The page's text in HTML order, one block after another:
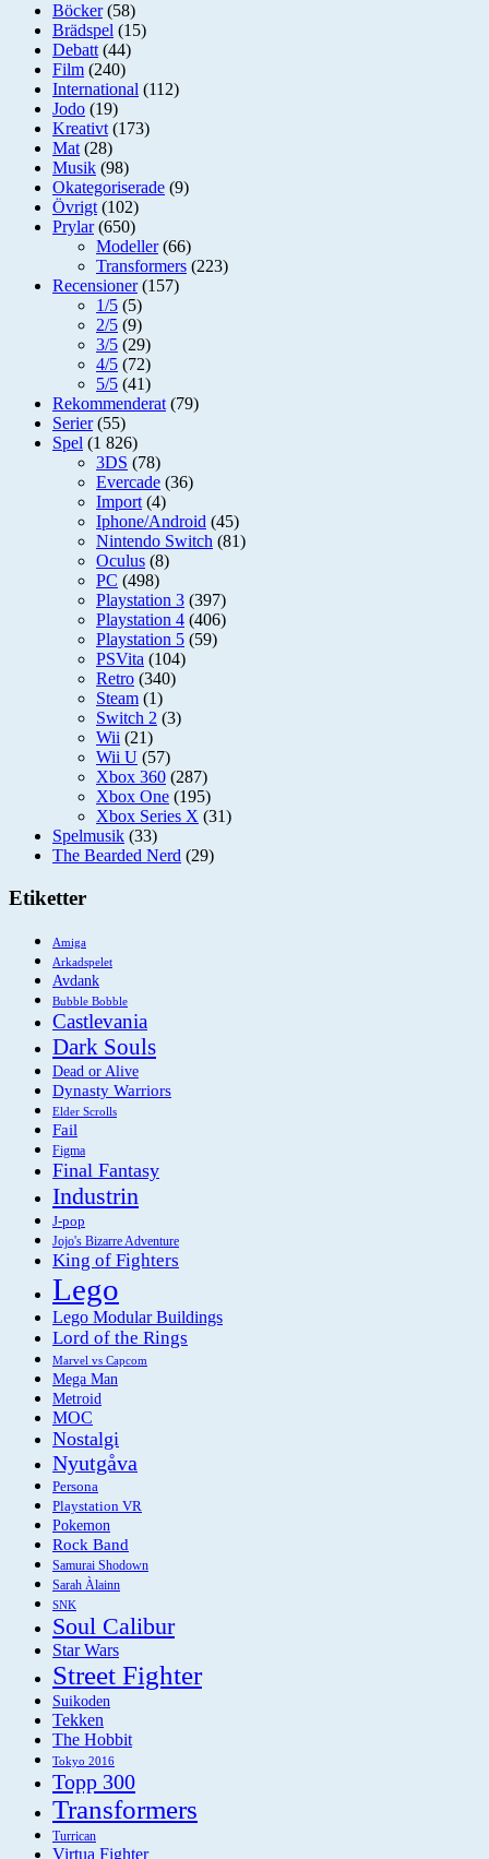
Böcker(58)
Brädspel (15)
Debatt (44)
Film (240)
International (112)
Jodo (19)
Kreativt (173)
Mat (28)
Musik (98)
Okategoriserade (9)
Övrigt (102)
Prylar(650)
Modeller(66)
Transformers (223)
Recensioner(157)
1/5 (5)
2/5 (9)
3/5 (29)
4/5 (72)
5/5 (41)
Rekommenderat (79)
Serier(55)
Spel (1 826)
3DS (78)
Evercade (36)
Import (4)
Iphone/Android (45)
Nintendo Switch (81)
Oculus (8)
PC (498)
Playstation 3 (397)
Playstation 4 (406)
Playstation 5 (59)
PSVita (104)
Retro (340)
Steam (1)
Switch 2 (3)
Wii (21)
Wii U (57)
Xbox 360 (287)
Xbox One (195)
Xbox Series X (31)
Spelmusik (33)
The Bearded Nerd (29)
Etiketter
Amiga
Arkadspelet
Avdank
Bubble Bobble
Castlevania
Dark Souls
Dead or Alive
Dynasty Warriors
Elder Scrolls
Fail
Figma
Final Fantasy
Industrin
J-pop
Jojo's Bizarre Adventure
King of Fighters
Lego
Lego Modular Buildings
Lord of the Rings
Marvel vs Capcom
Mega Man
Metroid
MOC
Nostalgi
Nyutgåva
Persona
Playstation VR
Pokemon
Rock Band
Samurai Shodown
Sarah Àlainn
SNK
Soul Calibur
Star Wars
Street Fighter
Suikoden
Tekken
The Hobbit
Tokyo 2016
Topp 300
Transformers
Turrican
Virtua Fighter